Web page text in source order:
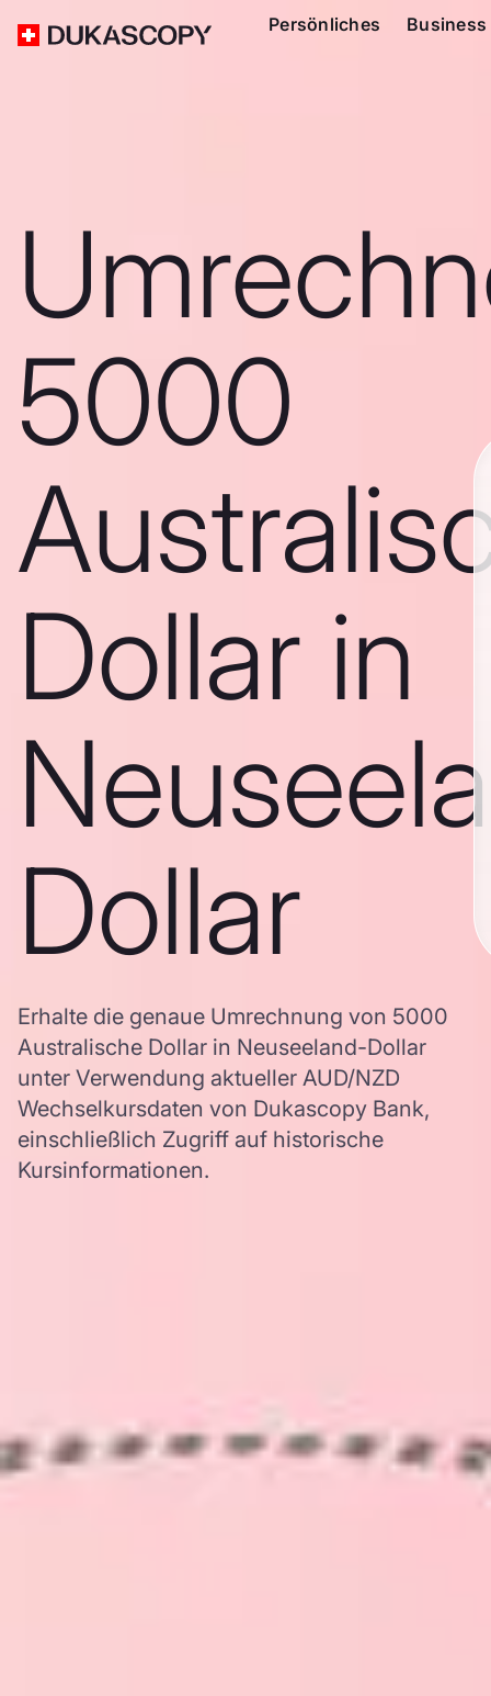
Persönliches Business
5000
Dollar in
Dollar
Erhalte die genaue Umrechnung von 5000
Australische Dollar in Neuseeland-Dollar
unter Verwendung aktueller AUD/NZD
Wechselkursdaten von Dukascopy Bank,
einschließlich Zugriff auf historische
Kursinformationen.